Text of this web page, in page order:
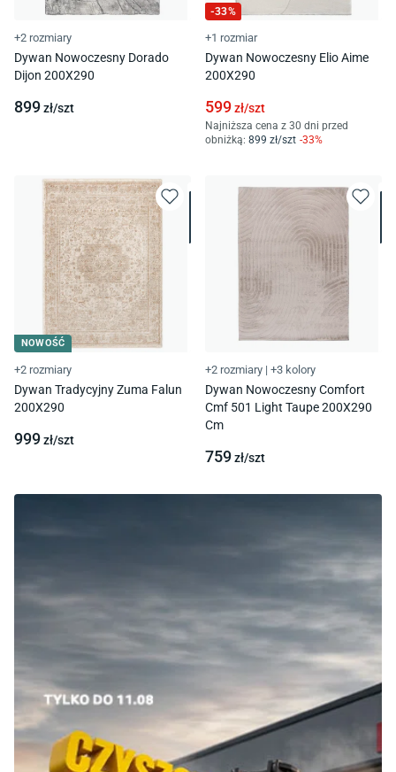
+2 rozmiary
Dywan Nowoczesny Dorado
Dijon 200X290
899zł/szt
-33%
+1 rozmiar
Dywan Nowoczesny Elio Aime
200X290
599zł/szt
Najniższa cena z 30 dni przed
obniżką: 899 zł/szt -33%
NOWOŚĆ
+2 rozmiary
Dywan Tradycyjny Zuma Falun
200X290
999zł/szt
+2 rozmiary | +3 kolory
Dywan Nowoczesny Comfort
Cmf 501 Light Taupe 200X290
Cm
759zł/szt